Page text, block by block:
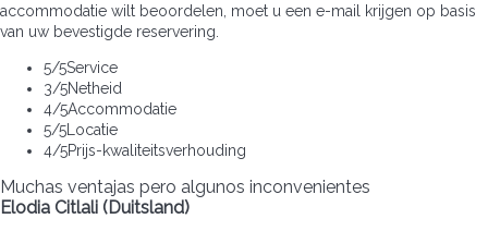
accommodatie wilt beoordelen, moet u een e-mail krijgen op basis
van uw bevestigde reservering.
5/5Service
3/5Netheid
4/5Accommodatie
5/5 Locatie
4/5Prijs-kwaliteitsverhouding
Muchas ventajas pero algunos inconvenientes
Elodia Citlali (Duitsland)